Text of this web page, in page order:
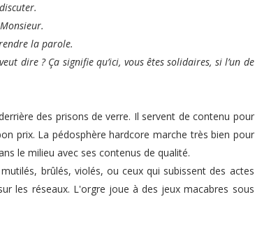
la parole.
dire ? Ça signifie qu’ici, vous êtes solidaires, si l’un de
des prisons de verre. Il servent de contenu pour
prix. La pédosphère hardcore marche très bien pour
le milieu avec ses contenus de qualité.
brûlés, violés, ou ceux qui subissent des actes
les réseaux. L'orgre joue à des jeux macabres sous